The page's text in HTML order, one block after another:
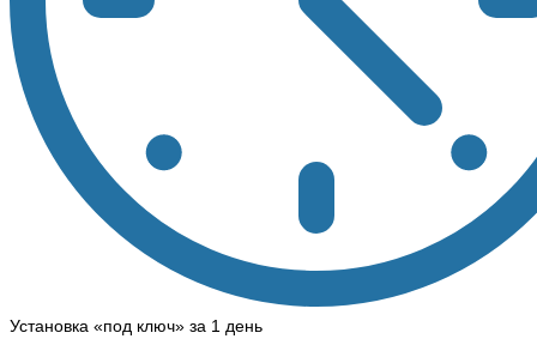
Установка «под ключ» за 1 день